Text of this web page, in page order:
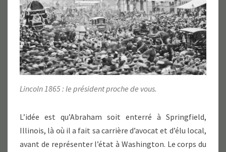
Lincoln 1865 : le président proche de vous.
L’idée est qu’Abraham soit enterré à Springfield,
Illinois, là où il a fait sa carrière d’avocat et d’élu local,
avant de représenter l’état à Washington. Le corps du